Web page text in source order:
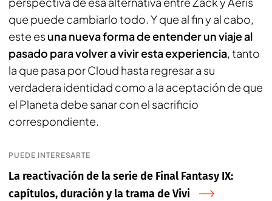
que puede cambiarlo todo. Y que al fin y al cabo,
este es una nueva forma de entender un viaje al
pasado para volver a vivir esta experiencia, tanto
la que pasa por Cloud hasta regresar a su
verdadera identidad como a la aceptación de que
el Planeta debe sanar con el sacrificio
correspondiente.
PUEDE INTERESARTE
La reactivación de la serie de Final Fantasy IX:
capítulos, duración y la trama de Vivi